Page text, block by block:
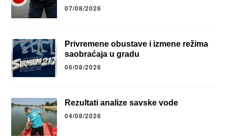
07/08/2026
Privremene obustave i izmene režima
saobraćaja u gradu
06/08/2026
Rezultati analize savske vode
04/08/2026